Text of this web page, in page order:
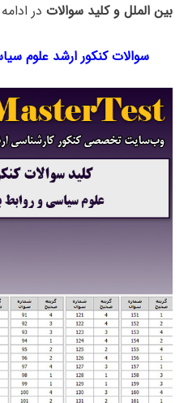
بین الملل و کلید سوالات در
سوالات کنکور ارشد علوم